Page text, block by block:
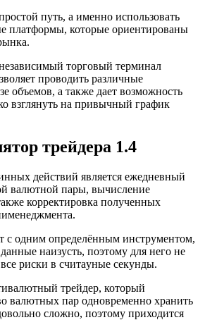
путь, а именно использовать
платформы, которые ориентированы
торговый терминал
проводить различные
объемов, а также дает возможность
взглянуть на привычный график
трейдера 1.4
действий является ежедневный
валютной пары, вычисление
корректировка полученных
с одним определённым инструментом,
наизусть, поэтому для него не
риски в считаyные секунды.
трейдер, который
валютных пар одновременно хранить
сложно, поэтому приходится